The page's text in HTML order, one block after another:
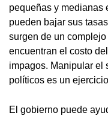
pequeñas y medianas
pueden bajar sus
surgen de un
encuentran el costo
impagos. Manipular el
políticos es un
El gobierno puede